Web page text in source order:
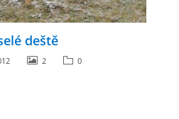
deště
2 0